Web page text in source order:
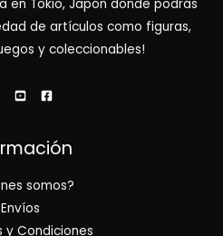
en Tokio, Japón donde podrás
de artículos como figuras,
y coleccionables!
somos?
Envíos
y Condiciones